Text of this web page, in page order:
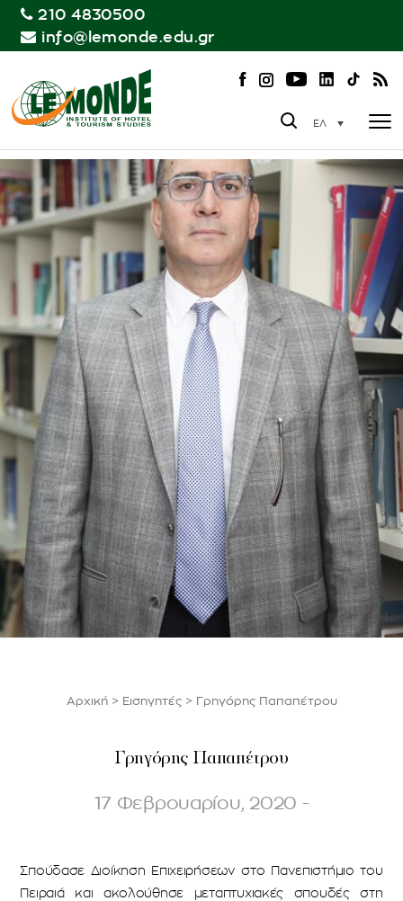
210 4830500
info@lemonde.edu.gr
ΕΛ
Αρχική> Εισηγητές> Γρηγόρης Παπαπέτρου
Γρηγόρης Παπαπέτρου
17 Φεβρουαρίου, 2020 -
Σπούδασε Διοίκηση Επιχειρήσεων στο Πανεπιστήμιο του
Πειραιά και ακολούθησε μεταπτυχιακές σπουδές στη